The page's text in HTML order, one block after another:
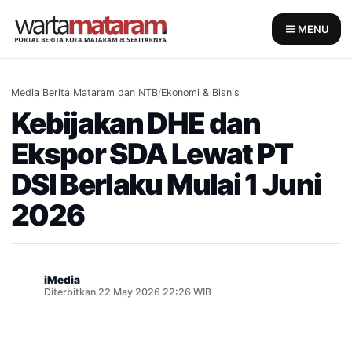
MENU
Media Berita Mataram dan NTB/Ekonomi & Bisnis
Kebijakan DHE dan
Ekspor SDA Lewat PT
DSI Berlaku Mulai 1 Juni
2026
iMedia
Diterbitkan 22 May 2026 22:26 WIB